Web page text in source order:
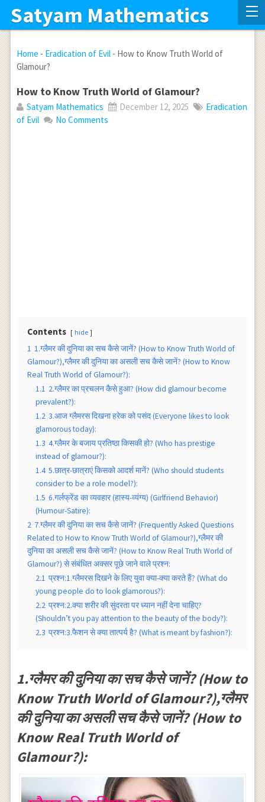
Satyam Mathematics
Home - Eradication of Evil- How to Know Truth World of
Glamour?
How to Know Truth World of Glamour?
Satyam Mathematics December 12, 2025
Eradication
of Evil
No Comments
Contents hide
1 1.ग्लैमर की दुनिया का सच कैसे जानें? (How to Know Truth World of
Glamour?),ग्लैमर की दुनिया का असली सच कैसे जानें? (How to Know
Real Truth World of Glamour?):
1.1 2.ग्लैमर का प्रचलन कैसे हुआ? (How did glamour become
prevalent?):
1.2 3.आज ग्लैमरस दिखना हरेक को पसंद (Everyone likes to look
glamorous today):
1.3 4.ग्लैमर के बजाय प्रतिष्ठा किसकी हो? (Who has prestige
instead of glamour?):
1.4 5.छात्र-छात्राएं किसको आदर्श मानें? (Who should students
consider to be a role model?):
1.5 6.गर्लफ्रेंड का व्यवहार (हास्य-व्यंग्य) (Girlfriend Behavior)
(Humour-Satire):
2 7.ग्लैमर की दुनिया का सच कैसे जानें? (Frequently Asked Questions
Related to How to Know Truth World of Glamour?),ग्लैमर की
दुनिया का असली सच कैसे जानें? (How to Know Real Truth World of
Glamour?) से संबंधित अक्सर पूछे जाने वाले प्रश्न:
2.1 प्रश्न:1.ग्लैमरस दिखने के लिए युवा क्या-क्या करते हैं? (What do
young people do to look glamorous?):
2.2 प्रश्न:2.क्या शरीर की सुंदरता पर ध्यान नहीं देना चाहिए?
(Shouldn’t you pay attention to the beauty of the body?):
2.3 प्रश्न:3.फैशन से क्या तात्पर्य है? (What is meant by fashion?):
1.ग्लैमर की दुनिया का सच कैसे जानें? (How to
Know Truth World of Glamour?),ग्लैमर
की दुनिया का असली सच कैसे जानें? (How to
Know Real Truth World of
Glamour?):